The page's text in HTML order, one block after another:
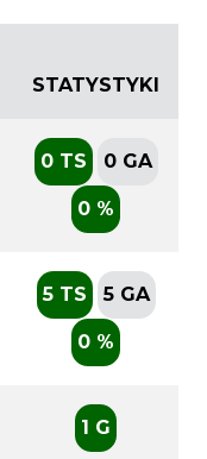
STATYSTYKI
0 TS 0 GA
0 %
5 TS 5 GA
0 %
1 G